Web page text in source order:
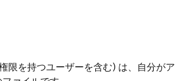
を持つユーザーを含む) は、自分が